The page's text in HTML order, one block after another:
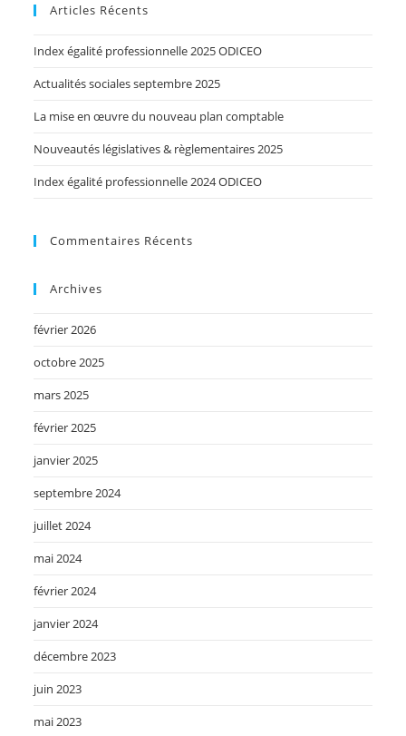
Articles Récents
Index égalité professionnelle 2025 ODICEO
Actualités sociales septembre 2025
La mise en œuvre du nouveau plan comptable
Nouveautés législatives & règlementaires 2025
Index égalité professionnelle 2024 ODICEO
Commentaires Récents
Archives
février 2026
octobre 2025
mars 2025
février 2025
janvier 2025
septembre 2024
juillet 2024
mai 2024
février 2024
janvier 2024
décembre 2023
juin 2023
mai 2023